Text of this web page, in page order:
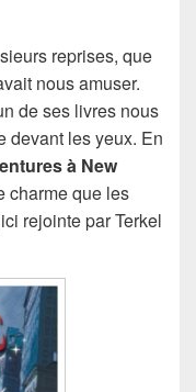
reprises, que
nous amuser.
de ses livres nous
devant les yeux. En
à New
charme que les
rejointe par Terkel